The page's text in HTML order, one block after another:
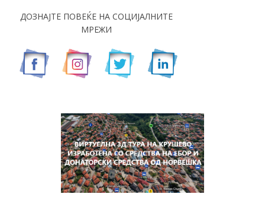
ДОЗНАЈТЕ ПОВЕЌЕ НА СОЦИЈАЛНИТЕ
МРЕЖИ